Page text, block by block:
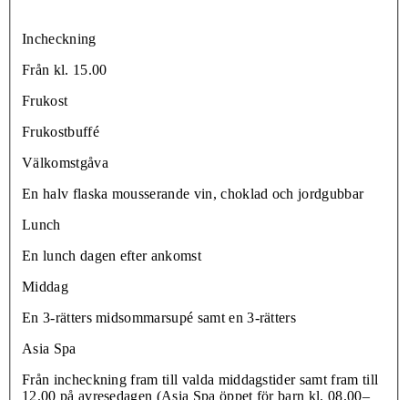
Incheckning
Från kl. 15.00
Frukost
Frukostbuffé
Välkomstgåva
En halv flaska mousserande vin, choklad och jordgubbar
Lunch
En lunch dagen efter ankomst
Middag
En 3-rätters midsommarsupé samt en 3-rätters
Asia Spa
Från incheckning fram till valda middagstider samt fram till
12.00 på avresedagen (Asia Spa öppet för barn kl. 08.00–